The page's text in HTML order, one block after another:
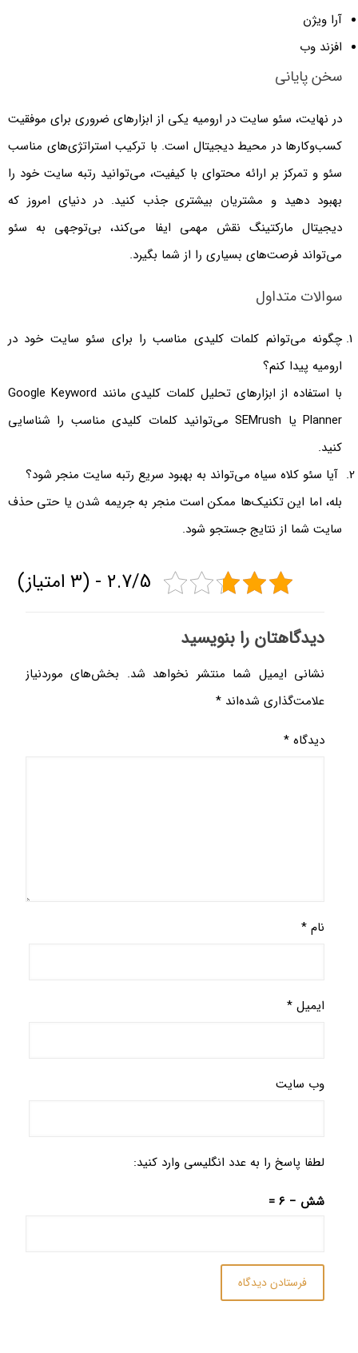
آرا ویژن
افزند وب
سخن پایانی
در نهایت، سئو سایت در ارومیه یکی از ابزارهای ضروری برای موفقیت
کسب‌وکارها در محیط دیجیتال است. با ترکیب استراتژی‌های مناسب
سئو و تمرکز بر ارائه محتوای با کیفیت، می‌توانید رتبه سایت خود را
بهبود دهید و مشتریان بیشتری جذب کنید. در دنیای امروز که
دیجیتال مارکتینگ نقش مهمی ایفا می‌کند، بی‌توجهی به سئو
می‌تواند فرصت‌های بسیاری را از شما بگیرد.
سوالات متداول
چگونه می‌توانم کلمات کلیدی مناسب را برای سئو سایت خود در
ارومیه پیدا کنم؟
با استفاده از ابزارهای تحلیل کلمات کلیدی مانند Google Keyword
Planner یا SEMrush می‌توانید کلمات کلیدی مناسب را شناسایی
کنید.
آیا سئو کلاه سیاه می‌تواند به بهبود سریع رتبه سایت منجر شود؟
بله، اما این تکنیک‌ها ممکن است منجر به جریمه شدن یا حتی حذف
سایت شما از نتایج جستجو شود.
2.7/5 - (3 امتیاز)
دیدگاهتان را بنویسید
نشانی ایمیل شما منتشر نخواهد شد.
بخش‌های موردنیاز
علامت‌گذاری شده‌اند *
دیدگاه*
نام*
ایمیل*
وب‌ سایت
لطفا پاسخ را به عدد انگلیسی وارد کنید:
شش − 6 =